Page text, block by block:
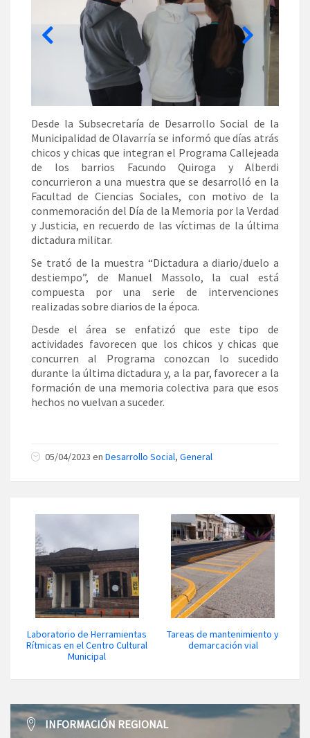
Desde la Subsecretaría de Desarrollo Social de la
Municipalidad de Olavarría se informó que días atrás
chicos y chicas que integran el Programa Callejeada
de los barrios Facundo Quiroga y Alberdi
concurrieron a una muestra que se desarrolló en la
Facultad de Ciencias Sociales, con motivo de la
conmemoración del Día de la Memoria por la Verdad
y Justicia, en recuerdo de las víctimas de la última
dictadura militar.
Se trató de la muestra “Dictadura a diario/duelo a
destiempo”, de Manuel Massolo, la cual está
compuesta por una serie de intervenciones
realizadas sobre diarios de la época.
Desde el área se enfatizó que este tipo de
actividades favorecen que los chicos y chicas que
concurren al Programa conozcan lo sucedido
durante la última dictadura y, a la par, favorecer a la
formación de una memoria colectiva para que esos
hechos no vuelvan a suceder.
05/04/2023 en Desarrollo Social, General
Laboratorio de Herramientas
Rítmicas en el Centro Cultural
Municipal
Tareas de mantenimiento y
demarcación vial
INFORMACIÓN REGIONAL